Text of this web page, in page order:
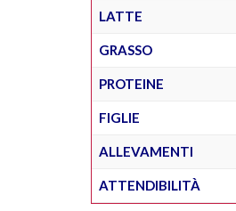
LATTE
GRASSO
PROTEINE
FIGLIE
ALLEVAMENTI
ATTENDIBILITÀ